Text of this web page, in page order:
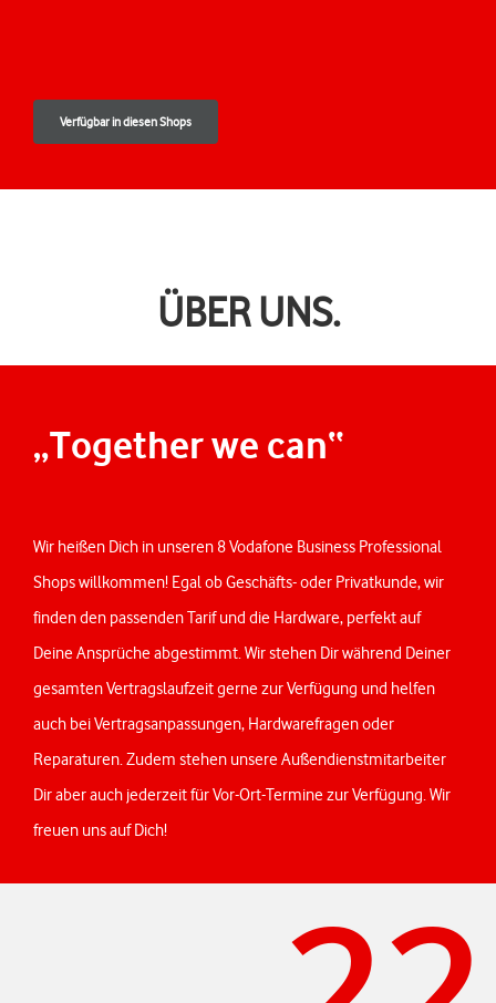
Verfügbar in diesen Shops
ÜBER UNS.
„Together we can“
Wir heißen Dich in unseren 8 Vodafone Business Professional
Shops willkommen! Egal ob Geschäfts- oder Privatkunde, wir
finden den passenden Tarif und die Hardware, perfekt auf
Deine Ansprüche abgestimmt. Wir stehen Dir während Deiner
gesamten Vertragslaufzeit gerne zur Verfügung und helfen
auch bei Vertragsanpassungen, Hardwarefragen oder
Reparaturen. Zudem stehen unsere Außendienstmitarbeiter
Dir aber auch jederzeit für Vor-Ort-Ter­mine zur Verfügung. Wir
freuen uns auf Dich!